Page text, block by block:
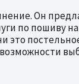
Он
по пошиву
это